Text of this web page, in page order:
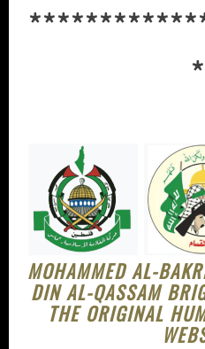
*
MOHAMMED AL-
DIN AL-QASSAM
THE ORIGINAL